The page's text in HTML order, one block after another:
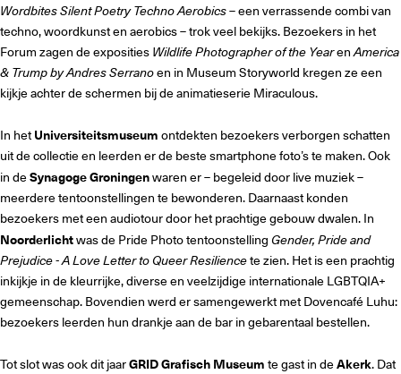
Wordbites Silent Poetry Techno Aerobics– een verrassende combi van
techno, woordkunst en aerobics – trok veel bekijks. Bezoekers in het
Forum zagen de exposities Wildlife Photographer of the YearenAmerica
& Trump by Andres Serranoen in Museum Storyworld kregen ze een
kijkje achter de schermen bij de animatieserie Miraculous.
In hetUniversiteitsmuseum ontdekten bezoekers verborgen schatten
uit de collectie en leerden er de beste smartphone foto’s te maken. Ook
in deSynagoge Groningenwaren er – begeleid door live muziek –
meerdere tentoonstellingen te bewonderen. Daarnaast konden
bezoekers met een audiotour door het prachtige gebouw dwalen. In
Noorderlichtwas de Pride Photo tentoonstelling Gender, Pride and
Prejudice - A Love Letter to Queer Resiliencete zien. Het is een prachtig
inkijkje in de kleurrijke, diverse en veelzijdige internationale LGBTQIA+
gemeenschap. Bovendien werd er samengewerkt met Dovencafé Luhu:
bezoekers leerden hun drankje aan de bar in gebarentaal bestellen.
Tot slot was ook dit jaarGRID Grafisch Museum te gast in deAkerk. Dat